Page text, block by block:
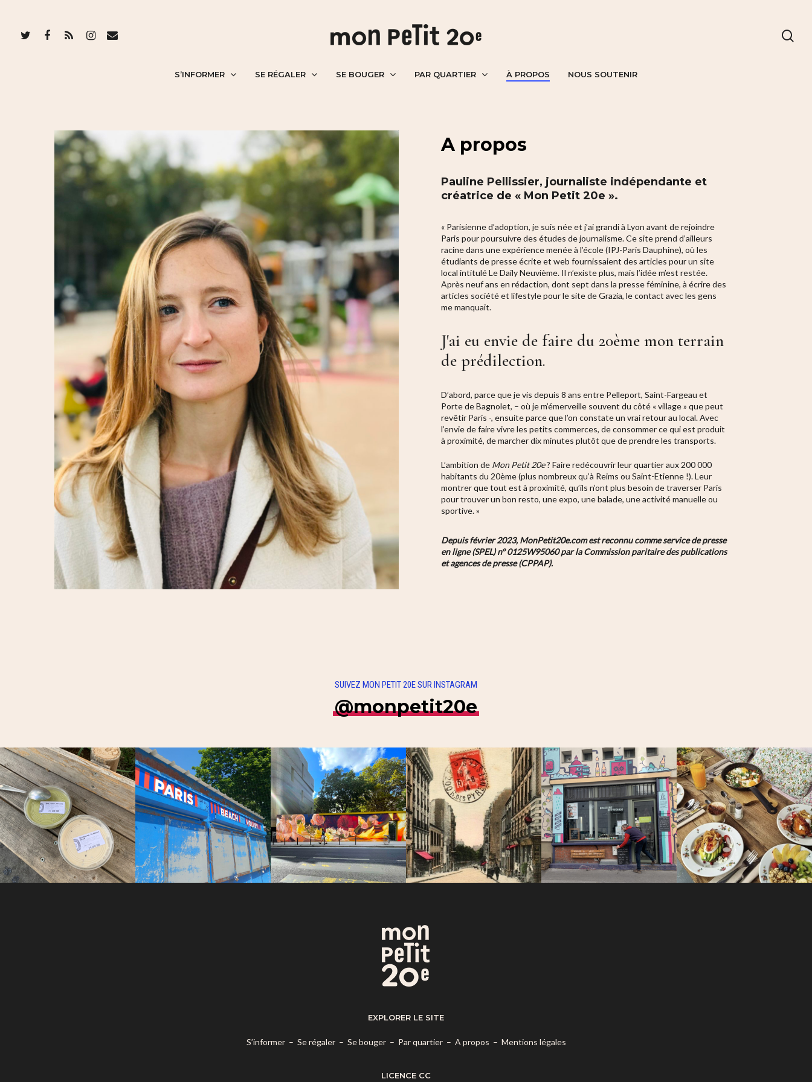
Hit enter to search or ESC to close
S’INFORMER SE RÉGALER SE BOUGER PAR QUARTIER À PROPOS NOUS SOUTENIR
A propos
Pauline Pellissier, journaliste indépendante et
créatrice de « Mon Petit 20e ».
« Parisienne d’adoption, je suis née et j’ai grandi à Lyon avant de rejoindre
Paris pour poursuivre des études de journalisme. Ce site prend d’ailleurs
racine dans une expérience menée à l’école (IPJ-Paris Dauphine), où les
étudiants de presse écrite et web fournissaient des articles pour un site
local intitulé Le Daily Neuvième. Il n’existe plus, mais l’idée m’est restée.
Après neuf ans en rédaction, dont sept dans la presse féminine, à écrire des
articles société et lifestyle pour le site de Grazia, le contact avec les gens
me manquait.
J'ai eu envie de faire du 20ème mon terrain
de prédilection.
D’abord, parce que je vis depuis 8 ans entre Pelleport, Saint-Fargeau et
Porte de Bagnolet, – où je m’émerveille souvent du côté « village » que peut
revêtir Paris -, ensuite parce que l’on constate un vrai retour au local. Avec
l’envie de faire vivre les petits commerces, de consommer ce qui est produit
à proximité, de marcher dix minutes plutôt que de prendre les transports.
L’ambition de Mon Petit 20e? Faire redécouvrir leur quartier aux 200 000
habitants du 20ème (plus nombreux qu’à Reims ou Saint-Etienne !). Leur
montrer que tout est à proximité, qu’ils n’ont plus besoin de traverser Paris
pour trouver un bon resto, une expo, une balade, une activité manuelle ou
sportive. »
Depuis février 2023, MonPetit20e.com est reconnu comme service de presse
en ligne (SPEL) n° 0125W95060 par la Commission paritaire des publications
et agences de presse (CPPAP).
SUIVEZ MON PETIT 20E SUR INSTAGRAM
@monpetit20e
EXPLORER LE SITE
S’informer– Se régaler– Se bouger– Par quartier– A propos – Mentions légales
LICENCE CC